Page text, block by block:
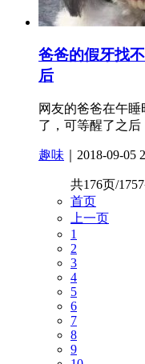
爸爸的假牙找
后
网友的爸爸在午
了，可等醒了之
趣味 ｜2018-09-05
共176页/
首页
上一页
1
2
3
4
5
6
7
8
9